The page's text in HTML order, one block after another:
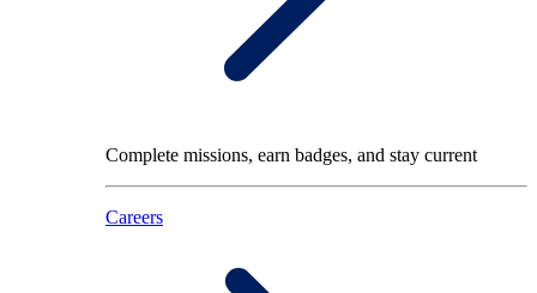
Complete missions, earn badges, and stay current
Careers